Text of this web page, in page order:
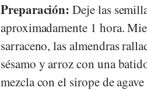
Preparación: Deje las
aproximadamente 1 hora.
sarraceno, las almendras
sésamo y arroz con una
mezcla con el sirope de